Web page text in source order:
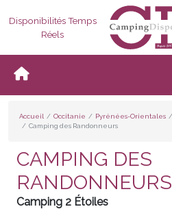
Disponibilités Temps
Réels
Accueil Occitanie Pyrénées-Orientales
Camping des Randonneurs
CAMPING DES
RANDONNEURS
Camping 2 Étoiles